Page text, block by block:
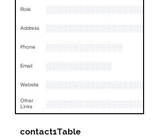
Role
Address
Phone ░░░░░░░░░░░░░░
Email ░░░░░░░░░░░░
Website ░░░░░░░░░░░░░░░░░░░
Other
Links
contact1Table